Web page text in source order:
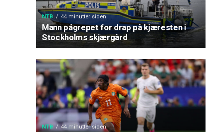
NTB 44 minutter siden
Mann pågrepet for drap på kjæresten i
Stockholms skjærgård
NTB 44 minutter siden